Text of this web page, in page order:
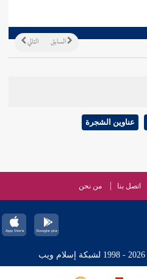
التالي السابق
عناوين الشجرة
اتصل بنا من نحن